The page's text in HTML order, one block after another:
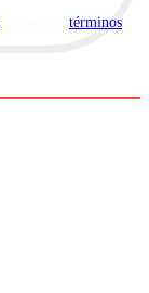
términos